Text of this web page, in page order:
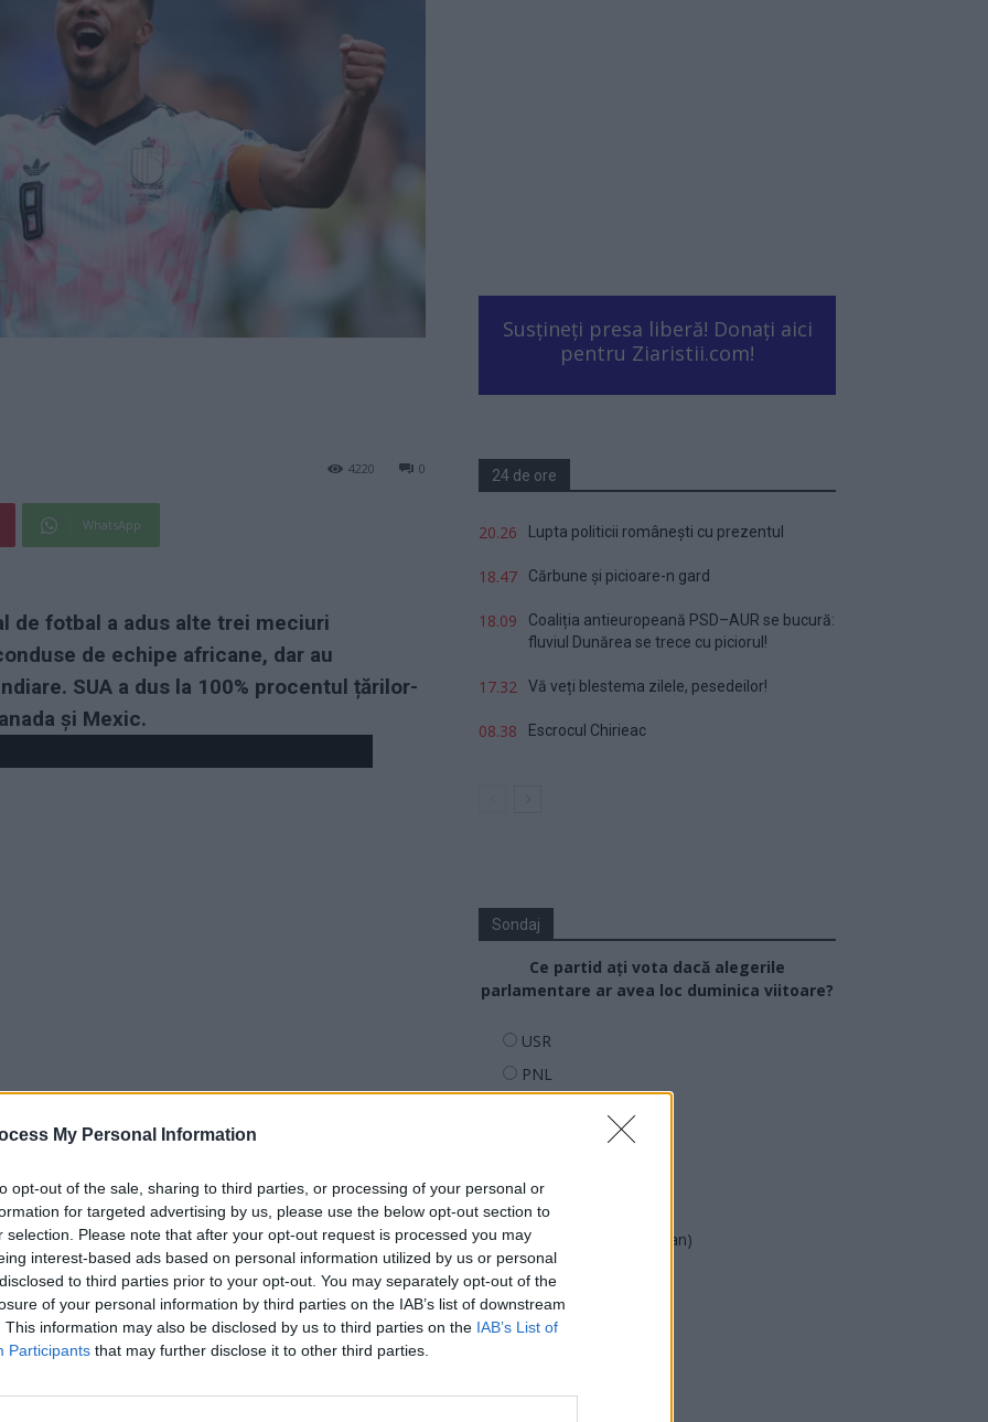
My Personal Information
opt-out of the sale, sharing to third parties, or processing of your personal or
for targeted advertising by us, please use the below opt-out section to
selection. Please note that after your opt-out request is processed you may
interest-based ads based on personal information utilized by us or personal
to third parties prior to your opt-out. You may separately opt-out of the
of your personal information by third parties on the IAB’s list of downstream
This information may also be disclosed by us to third parties on the IAB’s List of
Participants that may further disclose it to other third parties.
0
4220
WhatsApp
de fotbal a adus alte trei meciuri
de echipe africane, dar au
SUA a dus la 100% procentul țărilor-
și Mexic.
10 meciuri din această primă fază
a echipelor calificate în ”optimi”: America – 5,
Brazilia, Paraguay, Maroc, Norvegia, Franța,
de Sud, Japonia, Germania, Olanda, Coasta de
Bosnia.
Susțineți presa liberă! Donați aici
pentru Ziaristii.com!
24 de ore
20.26 Lupta politicii românești cu prezentul
18.47 Cărbune și picioare-n gard
18.09
Coaliția antieuropeană PSD–AUR se bucură:
fluviul Dunărea se trece cu piciorul!
17.32 Vă veți blestema zilele, pesedeilor!
08.38 Escrocul Chirieac
Sondaj
Ce partid ați vota dacă alegerile
parlamentare ar avea loc duminica viitoare?
USR
PNL
PMP (Tomac)
Forța Dreptei (L. Orban)
PNȚMM
REPER
SENS